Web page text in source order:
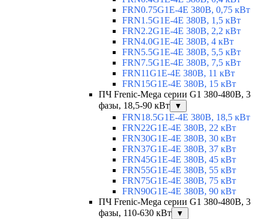
FRN0.75G1E-4E 380В, 0,75 кВт
FRN1.5G1E-4E 380В, 1,5 кВт
FRN2.2G1E-4E 380В, 2,2 кВт
FRN4.0G1E-4E 380В, 4 кВт
FRN5.5G1E-4E 380В, 5,5 кВт
FRN7.5G1E-4E 380В, 7,5 кВт
FRN11G1E-4E 380В, 11 кВт
FRN15G1E-4E 380В, 15 кВт
ПЧ Frenic-Mega серии G1 380-480В, 3
фазы, 18,5-90 кВт
▼
FRN18.5G1E-4E 380В, 18,5 кВт
FRN22G1E-4E 380В, 22 кВт
FRN30G1E-4E 380В, 30 кВт
FRN37G1E-4E 380В, 37 кВт
FRN45G1E-4E 380В, 45 кВт
FRN55G1E-4E 380В, 55 кВт
FRN75G1E-4E 380В, 75 кВт
FRN90G1E-4E 380В, 90 кВт
ПЧ Frenic-Mega серии G1 380-480В, 3
фазы, 110-630 кВт
▼